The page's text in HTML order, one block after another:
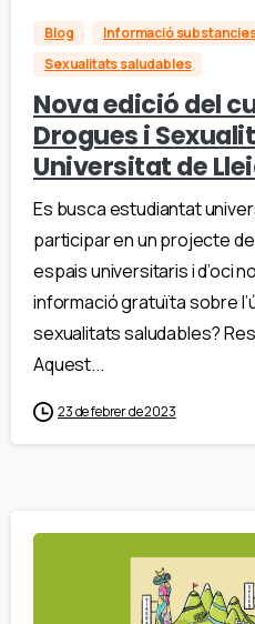
Blog Informació
Sexualitats saludables
Nova edició del
Drogues i
Universitat de
Es busca estudiantat
participar en un projecte
espais universitaris i d’oci
informació gratuïta sobre
sexualitats saludables?
Aquest...
23 de febrer de 2023